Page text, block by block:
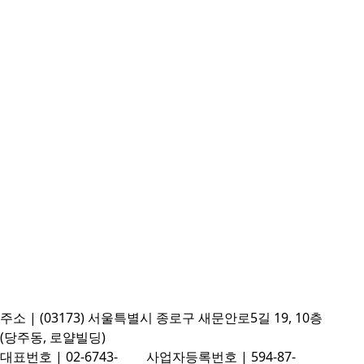
주소 | (03173) 서울특별시 종로구 새문안로5길 19, 10층
(당주동, 로얄빌딩)
대표번호 | 02-6743-
사업자등록번호 | 594-87-